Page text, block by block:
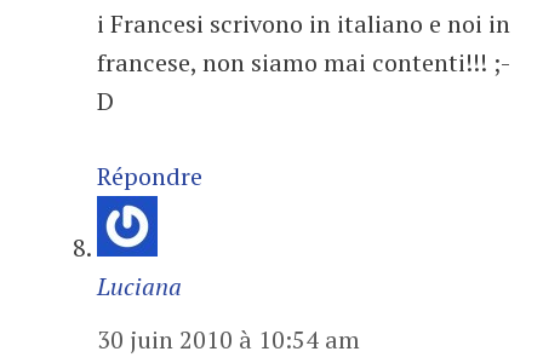
i Francesi scrivono in italiano e noi in
francese, non siamo mai contenti!!! ;-
D
Répondre
Luciana
30 juin 2010 à 10:54 am